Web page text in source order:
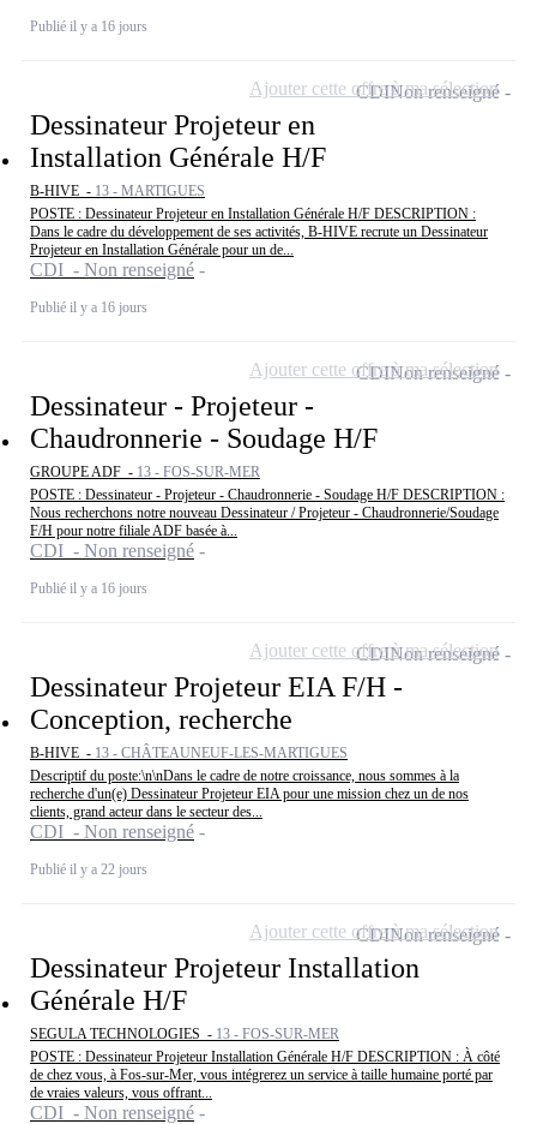
Publié il y a 16 jours
Dessinateur Projeteur en
Installation Générale H/F
B-HIVE - 13 - MARTIGUES
POSTE : Dessinateur Projeteur en Installation Générale H/F DESCRIPTION :
Dans le cadre du développement de ses activités, B-HIVE recrute un Dessinateur
Projeteur en Installation Générale pour un de...
CDI - Non renseigné
Publié il y a 16 jours
CDINon renseigné
Ajouter cette offre à ma sélection
Dessinateur - Projeteur -
Chaudronnerie - Soudage H/F
GROUPE ADF - 13 - FOS-SUR-MER
POSTE : Dessinateur - Projeteur - Chaudronnerie - Soudage H/F DESCRIPTION :
Nous recherchons notre nouveau Dessinateur / Projeteur - Chaudronnerie/Soudage
F/H pour notre filiale ADF basée à...
CDI - Non renseigné
Publié il y a 16 jours
CDINon renseigné
Ajouter cette offre à ma sélection
Dessinateur Projeteur EIA F/H -
Conception, recherche
B-HIVE - 13 - CHÂTEAUNEUF-LES-MARTIGUES
Descriptif du poste:\n\nDans le cadre de notre croissance, nous sommes à la
recherche d'un(e) Dessinateur Projeteur EIA pour une mission chez un de nos
clients, grand acteur dans le secteur des...
CDI - Non renseigné
Publié il y a 22 jours
CDINon renseigné
Ajouter cette offre à ma sélection
Dessinateur Projeteur Installation
Générale H/F
SEGULA TECHNOLOGIES - 13 - FOS-SUR-MER
POSTE : Dessinateur Projeteur Installation Générale H/F DESCRIPTION : À côté
de chez vous, à Fos-sur-Mer, vous intégrerez un service à taille humaine porté par
de vraies valeurs, vous offrant...
CDI - Non renseigné
CDINon renseigné
Ajouter cette offre à ma sélection